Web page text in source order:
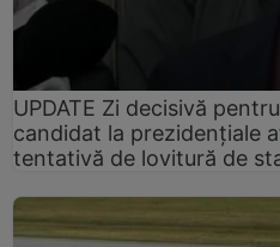
UPDATE Zi decisivă
candidat la prezidențiale
tentativă de lovitură de